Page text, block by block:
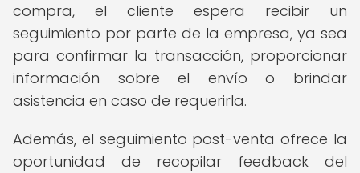
compra, el cliente espera recibir un
seguimiento por parte de la empresa, ya sea
para confirmar la transacción, proporcionar
información sobre el envío o brindar
asistencia en caso de requerirla.
Además, el seguimiento post-venta ofrece la
oportunidad de recopilar feedback del